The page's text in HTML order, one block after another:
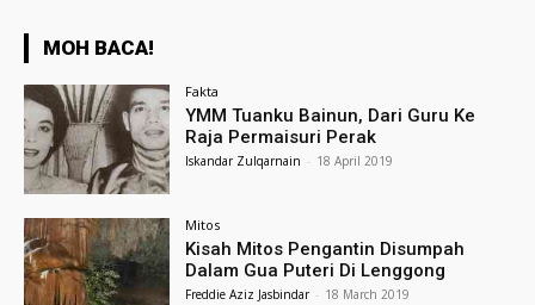
MOH BACA!
Fakta
YMM Tuanku Bainun, Dari Guru Ke
Raja Permaisuri Perak
Iskandar Zulqarnain - 18 April 2019
Mitos
Kisah Mitos Pengantin Disumpah
Dalam Gua Puteri Di Lenggong
Freddie Aziz Jasbindar - 18 March 2019